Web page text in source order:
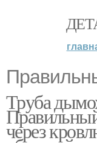
Труба
через